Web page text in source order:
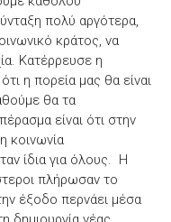
πολύ αργότερα,
κράτος, να
Κατέρρευσε η
η πορεία μας θα είναι
θα τα
είναι ότι στην
κοινωνία
ίδια για όλους. Η
πλήρωσαν το
έξοδο περνάει μέσα